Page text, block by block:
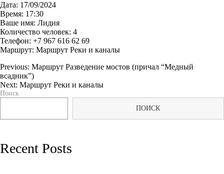
Дата: 17/09/2024
Время: 17:30
Ваше имя: Лидия
Количество человек: 4
Телефон: +7 967 616 62 69
Маршрут: Маршрут Реки и каналы
Навигация
по
записям
Previous: Маршрут Разведение мостов (причал “Медный
всадник”)
Next: Маршрут Реки и каналы
Поиск
ПОИСК
Recent Posts